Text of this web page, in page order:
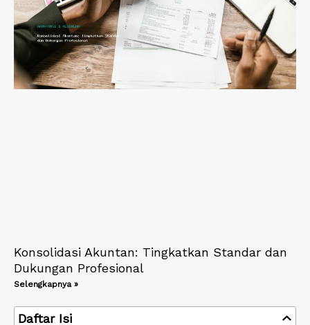
Konsolidasi Akuntan: Tingkatkan Standar dan
Dukungan Profesional
Selengkapnya »
Daftar Isi